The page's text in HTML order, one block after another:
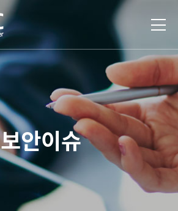
보안이슈